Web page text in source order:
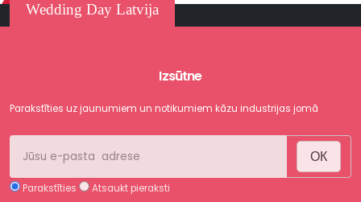
Wedding Day Latvija
Izsūtne
Parakstīties uz jaunumiem un notikumiem kāzu industrijas jomā
ОК
Parakstīties Atsaukt pieraksti